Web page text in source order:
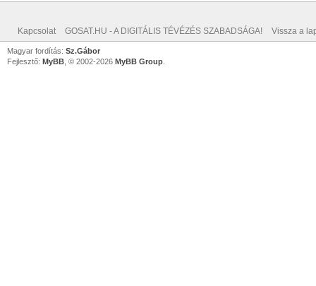
Kapcsolat GOSAT.HU - A DIGITÁLIS TÉVÉZÉS SZABADSÁGA! Vissza a
Magyar fordítás: Sz.Gábor
Fejlesztő: MyBB , © 2002-2026 MyBB Group